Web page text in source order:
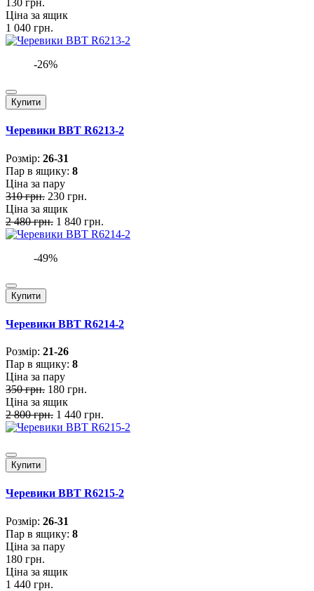
130 грн.
Ціна за ящик
1 040 грн.
-26%
Купити
Черевики BBT R6213-2
Розмiр: 26-31
Пар в ящику: 8
Ціна за пару
310 грн. 230 грн.
Ціна за ящик
2 480 грн. 1 840 грн.
-49%
Купити
Черевики BBT R6214-2
Розмiр: 21-26
Пар в ящику: 8
Ціна за пару
350 грн. 180 грн.
Ціна за ящик
2 800 грн. 1 440 грн.
Купити
Черевики BBT R6215-2
Розмiр: 26-31
Пар в ящику: 8
Ціна за пару
180 грн.
Ціна за ящик
1 440 грн.